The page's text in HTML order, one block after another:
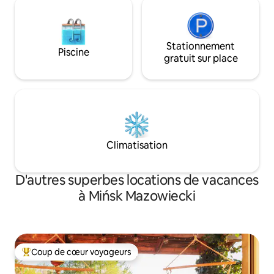
Piscine
Stationnement
gratuit sur place
Climatisation
D'autres superbes locations de vacances
à Mińsk Mazowiecki
Coup de cœur voyageurs parmi les plus aimés
Coup de cœur voyageurs